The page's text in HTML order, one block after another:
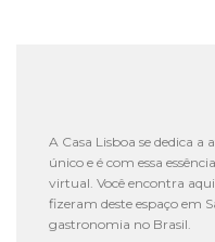
A Casa Lisboa se dedica a
único e é com essa
virtual. Você encontra
fizeram deste espaço em
gastronomia no Brasil.